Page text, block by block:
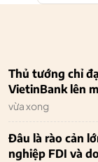
Thủ tướng chỉ
VietinBank lên
vừa xong
Đâu là rào cản
nghiệp FDI và